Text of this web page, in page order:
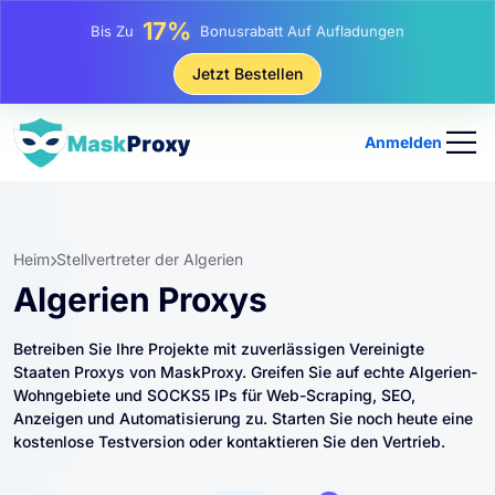
Bis Zu 25% Rabatt Auf Statische IP-Käufe
81% Rabatt Auf Rotierende IP Einkäufe
Jetzt Bestellen
Anmelden
Heim Stellvertreter der Algerien
Algerien Proxys
Betreiben Sie Ihre Projekte mit zuverlässigen Vereinigte
Staaten Proxys von MaskProxy. Greifen Sie auf echte Algerien-
Wohngebiete und SOCKS5 IPs für Web-Scraping, SEO,
Anzeigen und Automatisierung zu. Starten Sie noch heute eine
kostenlose Testversion oder kontaktieren Sie den Vertrieb.